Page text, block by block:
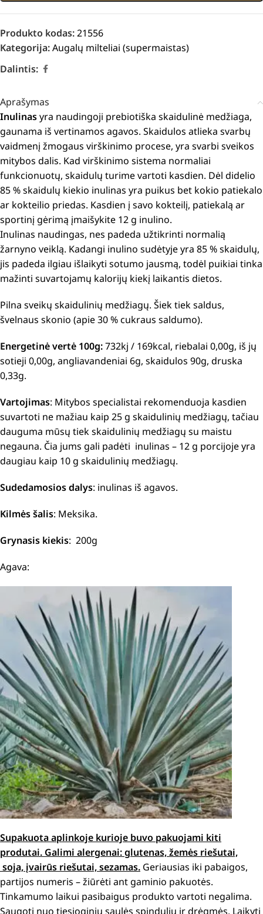
Produkto kodas:21556
Kategorija:Augalų milteliai (supermaistas)
Dalintis:
Aprašymas
Inulinasyra naudingoji prebiotiška skaidulinė medžiaga,
gaunama iš vertinamos agavos. Skaidulos atlieka svarbų
vaidmenį žmogaus virškinimo procese, yra svarbi sveikos
mitybos dalis. Kad virškinimo sistema normaliai
funkcionuotų, skaidulų turime vartoti kasdien. Dėl didelio
85 % skaidulų kiekio inulinas yra puikus bet kokio patiekalo
ar kokteilio priedas. Kasdien į savo kokteilį, patiekalą ar
sportinį gėrimą įmaišykite 12 g inulino.
Inulinas naudingas, nes padeda užtikrinti normalią
žarnyno veiklą. Kadangi inulino sudėtyje yra 85 % skaidulų,
jis padeda ilgiau išlaikyti sotumo jausmą, todėl puikiai tinka
mažinti suvartojamų kalorijų kiekį laikantis dietos.
Pilna sveikų skaidulinių medžiagų. Šiek tiek saldus,
švelnaus skonio (apie 30 % cukraus saldumo).
Energetinė vertė 100g:732kj / 169kcal, riebalai 0,00g, iš jų
sotieji 0,00g, angliavandeniai 6g, skaidulos 90g, druska
0,33g.
Vartojimas: Mitybos specialistai rekomenduoja kasdien
suvartoti ne mažiau kaip 25 g skaidulinių medžiagų, tačiau
dauguma mūsų tiek skaidulinių medžiagų su maistu
negauna. Čia jums gali padėti inulinas – 12 g porcijoje yra
daugiau kaip 10 g skaidulinių medžiagų.
Sudedamosios dalys: inulinas iš agavos.
Kilmės šalis: Meksika.
Grynasis kiekis: 200g
Agava:
Supakuota aplinkoje kurioje buvo pakuojami kiti
produtai. Galimi alergenai: glutenas, žemės riešutai,
soja, įvairūs riešutai, sezamas. Geriausias iki pabaigos,
partijos numeris – žiūrėti ant gaminio pakuotės.
Tinkamumo laikui pasibaigus produkto vartoti negalima.
Saugoti nuo tiesioginių saulės spindulių ir drėgmės. Laikyti